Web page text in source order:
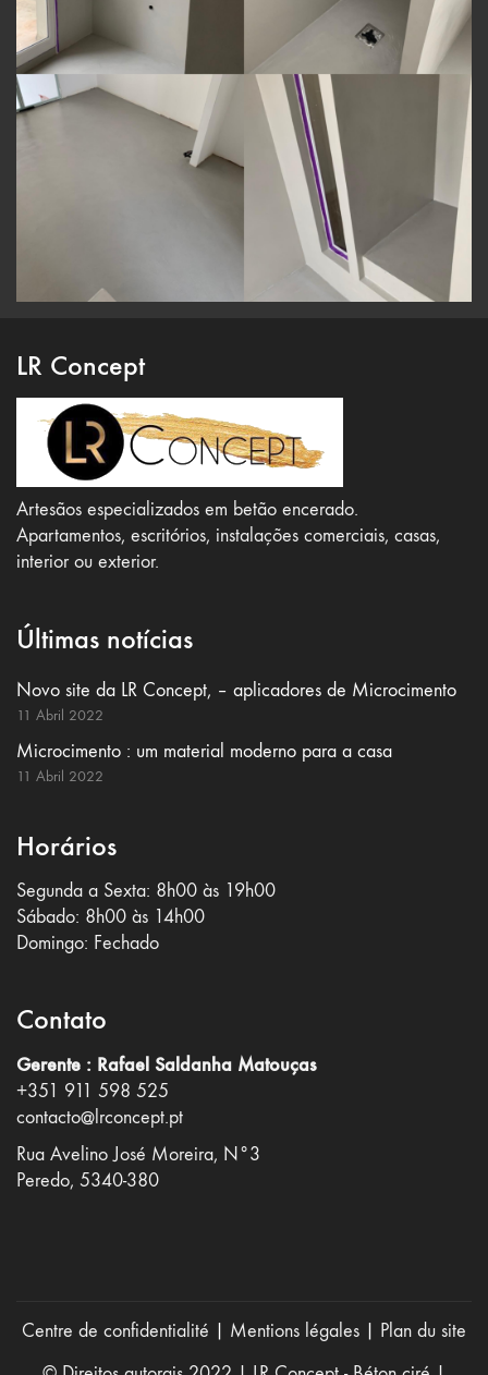
LR Concept
Artesãos especializados em betão encerado.
Apartamentos, escritórios, instalações comerciais, casas,
interior ou exterior.
Últimas notícias
Novo site da LR Concept, – aplicadores de Microcimento
11 Abril 2022
Microcimento : um material moderno para a casa
11 Abril 2022
Horários
Segunda a Sexta: 8h00 às 19h00
Sábado: 8h00 às 14h00
Domingo: Fechado
Contato
Gerente : Rafael Saldanha Matouças
+351 911 598 525
contacto@lrconcept.pt
Rua Avelino José Moreira, N°3
Peredo, 5340-380
Centre de confidentialité | Mentions légales | Plan du site